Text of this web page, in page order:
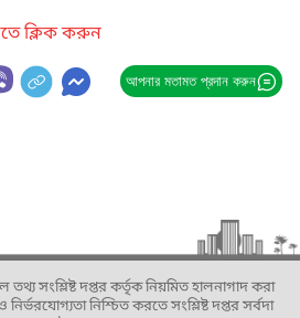
ক্লিক করুন
আপনার মতামত প্রদান করুন
সংশ্লিষ্ট দপ্তর কর্তৃক নিয়মিত হালনাগাদ করা
নির্ভরযোগ্যতা নিশ্চিত করতে সংশ্লিষ্ট দপ্তর সর্বদা